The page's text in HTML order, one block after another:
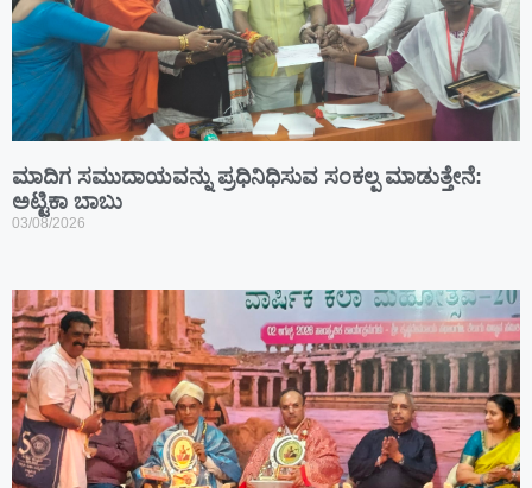
ಮಾದಿಗ ಸಮುದಾಯವನ್ನು ಪ್ರಧಿನಿಧಿಸುವ ಸಂಕಲ್ಪ ಮಾಡುತ್ತೇನೆ:
ಅಟ್ಟಿಕಾ ಬಾಬು
03/08/2026